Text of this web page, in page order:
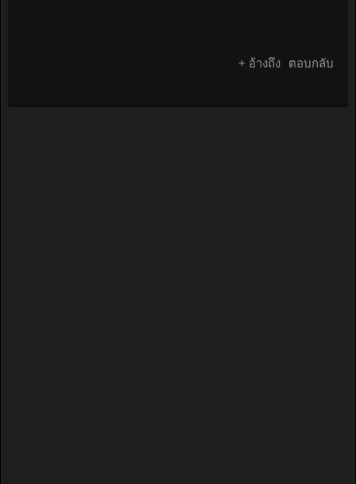
+ อ้างถึง ตอบกลับ